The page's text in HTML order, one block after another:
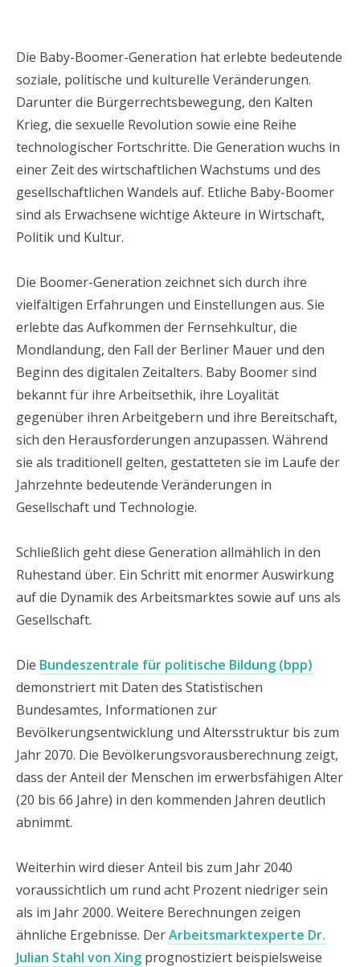
Die Baby-Boomer-Generation hat erlebte bedeutende
soziale, politische und kulturelle Veränderungen.
Darunter die Bürgerrechtsbewegung, den Kalten
Krieg, die sexuelle Revolution sowie eine Reihe
technologischer Fortschritte. Die Generation wuchs in
einer Zeit des wirtschaftlichen Wachstums und des
gesellschaftlichen Wandels auf. Etliche Baby-Boomer
sind als Erwachsene wichtige Akteure in Wirtschaft,
Politik und Kultur.
Die Boomer-Generation zeichnet sich durch ihre
vielfältigen Erfahrungen und Einstellungen aus. Sie
erlebte das Aufkommen der Fernsehkultur, die
Mondlandung, den Fall der Berliner Mauer und den
Beginn des digitalen Zeitalters. Baby Boomer sind
bekannt für ihre Arbeitsethik, ihre Loyalität
gegenüber ihren Arbeitgebern und ihre Bereitschaft,
sich den Herausforderungen anzupassen. Während
sie als traditionell gelten, gestatteten sie im Laufe der
Jahrzehnte bedeutende Veränderungen in
Gesellschaft und Technologie.
Schließlich geht diese Generation allmählich in den
Ruhestand über. Ein Schritt mit enormer Auswirkung
auf die Dynamik des Arbeitsmarktes sowie auf uns als
Gesellschaft.
Die Bundeszentrale für politische Bildung (bpp)
demonstriert mit Daten des Statistischen
Bundesamtes, Informationen zur
Bevölkerungsentwicklung und Altersstruktur bis zum
Jahr 2070. Die Bevölkerungsvorausberechnung zeigt,
dass der Anteil der Menschen im erwerbsfähigen Alter
(20 bis 66 Jahre) in den kommenden Jahren deutlich
abnimmt.
Weiterhin wird dieser Anteil bis zum Jahr 2040
voraussichtlich um rund acht Prozent niedriger sein
als im Jahr 2000. Weitere Berechnungen zeigen
ähnliche Ergebnisse. DerArbeitsmarktexperte Dr.
Julian Stahl von Xing prognostiziert beispielsweise